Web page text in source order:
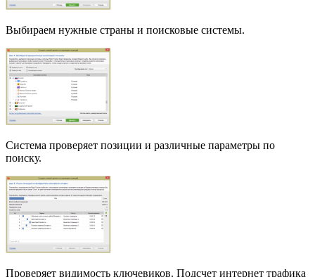
Выбираем нужные страны и поисковые системы.
Система проверяет позиции и различные параметры по
поиску.
Проверяет видимость ключевиков. Подсчет интернет трафика